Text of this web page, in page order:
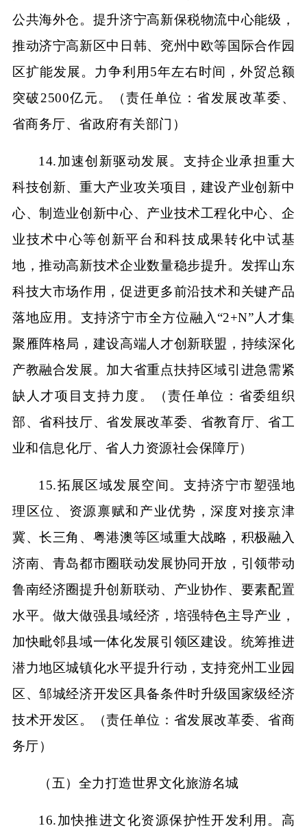
公共海外仓。提升济宁高新保税物流中心能级，
推动济宁高新区中日韩、兖州中欧等国际合作园
区扩能发展。力争利用5年左右时间，外贸总额
突破2500亿元。（责任单位：省发展改革委、
省商务厅、省政府有关部门）
14.加速创新驱动发展。支持企业承担重大
科技创新、重大产业攻关项目，建设产业创新中
心、制造业创新中心、产业技术工程化中心、企
业技术中心等创新平台和科技成果转化中试基
地，推动高新技术企业数量稳步提升。发挥山东
科技大市场作用，促进更多前沿技术和关键产品
落地应用。支持济宁市全方位融入“2+N”人才集
聚雁阵格局，建设高端人才创新联盟，持续深化
产教融合发展。加大省重点扶持区域引进急需紧
缺人才项目支持力度。（责任单位：省委组织
部、省科技厅、省发展改革委、省教育厅、省工
业和信息化厅、省人力资源社会保障厅）
15.拓展区域发展空间。支持济宁市塑强地
理区位、资源禀赋和产业优势，深度对接京津
冀、长三角、粤港澳等区域重大战略，积极融入
济南、青岛都市圈联动发展协同开放，引领带动
鲁南经济圈提升创新联动、产业协作、要素配置
水平。做大做强县域经济，培强特色主导产业，
加快毗邻县域一体化发展引领区建设。统筹推进
潜力地区城镇化水平提升行动，支持兖州工业园
区、邹城经济开发区具备条件时升级国家级经济
技术开发区。（责任单位：省发展改革委、省商
务厅）
（五）全力打造世界文化旅游名城
16.加快推进文化资源保护性开发利用。高